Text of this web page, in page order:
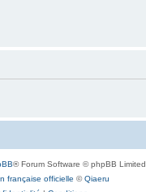
® Forum Software © phpBB Limited
française officielle ©Qiaeru